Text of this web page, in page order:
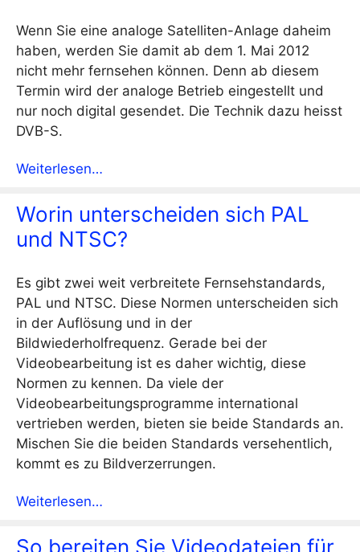
Wenn Sie eine analoge Satelliten-Anlage daheim
haben, werden Sie damit ab dem 1. Mai 2012
nicht mehr fernsehen können. Denn ab diesem
Termin wird der analoge Betrieb eingestellt und
nur noch digital gesendet. Die Technik dazu heisst
DVB-S.
Weiterlesen…
Worin unterscheiden sich PAL
und NTSC?
Es gibt zwei weit verbreitete Fernsehstandards,
PAL und NTSC. Diese Normen unterscheiden sich
in der Auflösung und in der
Bildwiederholfrequenz. Gerade bei der
Videobearbeitung ist es daher wichtig, diese
Normen zu kennen. Da viele der
Videobearbeitungsprogramme international
vertrieben werden, bieten sie beide Standards an.
Mischen Sie die beiden Standards versehentlich,
kommt es zu Bildverzerrungen.
Weiterlesen…
So bereiten Sie Videodateien für